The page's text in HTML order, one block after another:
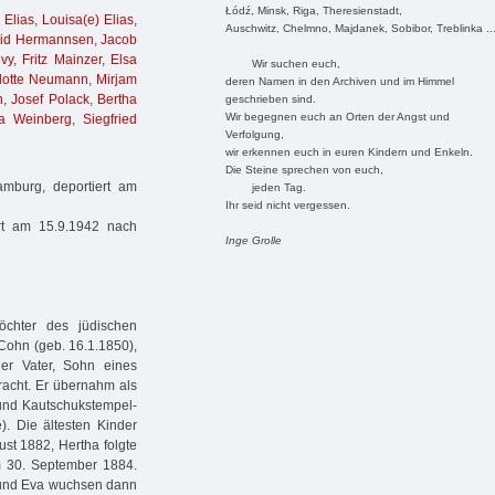
Łódź, Minsk, Riga, Theresienstadt,
Auschwitz, Chelmno, Majdanek, Sobibor, Treblinka
Wir suchen euch,
deren Namen in den Archiven und im Himmel
geschrieben sind.
Wir begegnen euch an Orten der Angst und
Verfolgung,
wir erkennen euch in euren Kindern und Enkeln.
Die Steine sprechen von euch,
jeden Tag.
Ihr seid nicht vergessen.
Inge Grolle
Elias, Louisa(e) Elias,
Hermannsen, Jacob
, Fritz Mainzer, Elsa
Neumann, Mirjam
,Josef Polack, Bertha
Weinberg,Siegfried
deportiert am
am 15.9.1942 nach
des jüdischen
(geb. 16.1.1850),
Vater, Sohn eines
Er übernahm als
Kautschukstempel-
Die ältesten Kinder
1882, Hertha folgte
September 1884.
Eva wuchsen dann